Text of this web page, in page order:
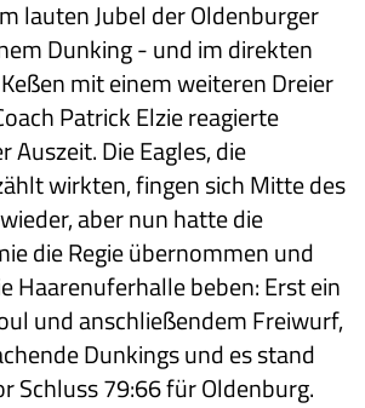
lauten Jubel der Oldenburger
Dunking - und im direkten
mit einem weiteren Dreier
Patrick Elzie reagierte
Die Eagles, die
wirkten, fingen sich Mitte des
aber nun hatte die
die Regie übernommen und
Haarenuferhalle beben: Erst ein
und anschließendem Freiwurf,
Dunkings und es stand
Schluss 79:66 für Oldenburg.